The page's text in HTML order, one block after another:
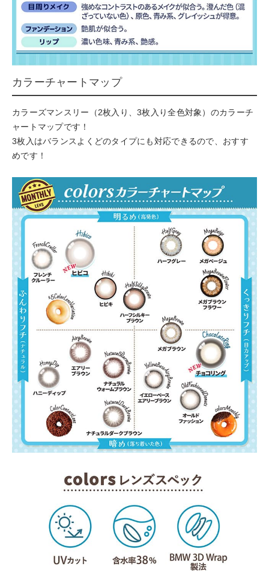
カラーチャートマップ
カラーズマンスリー（2枚入り、3枚入り全色対象）のカラーチ
ャートマップです！
3枚入はバランスよくどのタイプにも対応できるので、おすす
めです！